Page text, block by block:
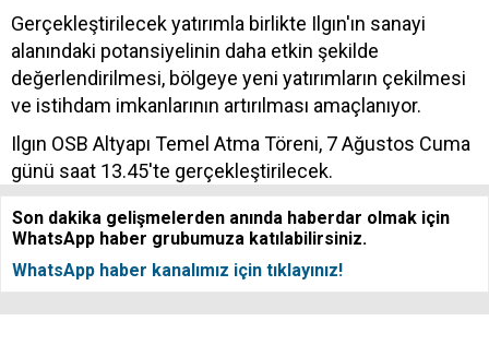
Gerçekleştirilecek yatırımla birlikte Ilgın'ın sanayi
alanındaki potansiyelinin daha etkin şekilde
değerlendirilmesi, bölgeye yeni yatırımların çekilmesi
ve istihdam imkanlarının artırılması amaçlanıyor.
Ilgın OSB Altyapı Temel Atma Töreni, 7 Ağustos Cuma
günü saat 13.45'te gerçekleştirilecek.
Son dakika gelişmelerden anında haberdar olmak için
WhatsApp haber grubumuza katılabilirsiniz.
WhatsApp haber kanalımız için tıklayınız!